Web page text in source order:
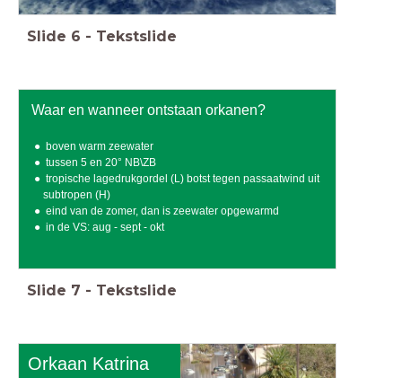
Slide 6 - Tekstslide
Waar en wanneer ontstaan orkanen?
boven warm zeewater
tussen 5 en 20° NB\ZB
tropische lagedrukgordel (L) botst tegen passaatwind uit
subtropen (H)
eind van de zomer, dan is zeewater opgewarmd
in de VS: aug - sept - okt
Slide 7 - Tekstslide
Orkaan Katrina